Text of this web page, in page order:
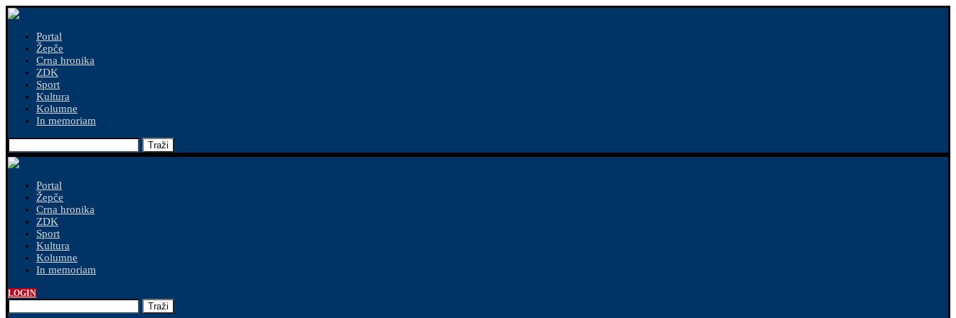
Portal
Žepče
Crna hronika
ZDK
Sport
Kultura
Kolumne
In memoriam
Traži
Portal
Žepče
Crna hronika
ZDK
Sport
Kultura
Kolumne
In memoriam
LOGIN
Traži